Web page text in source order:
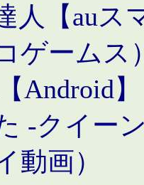
人【auス
ゲームス
Android
-クイー
動画）